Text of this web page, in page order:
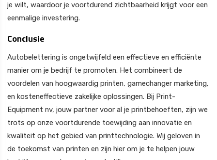
je wilt, waardoor je voortdurend zichtbaarheid krijgt voor een
eenmalige investering.
Conclusie
Autobelettering is ongetwijfeld een effectieve en efficiënte
manier om je bedrijf te promoten. Het combineert de
voordelen van hoogwaardig printen, gamechanger marketing,
en kosteneffectieve zakelijke oplossingen. Bij Print-
Equipment nv, jouw partner voor al je printbehoeften, zijn we
trots op onze voortdurende toewijding aan innovatie en
kwaliteit op het gebied van printtechnologie. Wij geloven in
de toekomst van printen en zijn hier om je te helpen jouw